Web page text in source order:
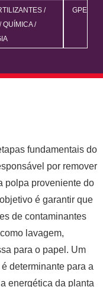
/
/QUÍMICA/
GPE
fundamentais do
por remover
polpa proveniente do
é garantir que
de contaminantes
lavagem,
para o papel. Um
determinante para a
energética da planta